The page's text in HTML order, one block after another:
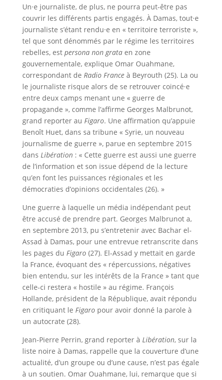
Un·e journaliste, de plus, ne pourra peut-être pas
couvrir les différents partis engagés. À Damas, tout·e
journaliste s’étant rendu·e en « territoire terroriste »,
tel que sont dénommés par le régime les territoires
rebelles, est persona non grataen zone
gouvernementale, explique Omar Ouahmane,
correspondant de Radio Franceà Beyrouth (25). La ou
le journaliste risque alors de se retrouver coincé·e
entre deux camps menant une « guerre de
propagande », comme l’affirme Georges Malbrunot,
grand reporter au Figaro. Une affirmation qu’appuie
Benoît Huet, dans sa tribune « Syrie, un nouveau
journalisme de guerre », parue en septembre 2015
dans Libération: « Cette guerre est aussi une guerre
de l’information et son issue dépend de la lecture
qu’en font les puissances régionales et les
démocraties d’opinions occidentales (26). »
Une guerre à laquelle un média indépendant peut
être accusé de prendre part. Georges Malbrunot a,
en septembre 2013, pu s’entretenir avec Bachar el-
Assad à Damas, pour une entrevue retranscrite dans
les pages du Figaro(27). El-Assad y mettait en garde
la France, évoquant des « répercussions, négatives
bien entendu, sur les intérêts de la France » tant que
celle-ci restera « hostile » au régime. François
Hollande, président de la République, avait répondu
en critiquant le Figaropour avoir donné la parole à
un autocrate (28).
Jean-Pierre Perrin, grand reporter à Libération, sur la
liste noire à Damas, rappelle que la couverture d’une
actualité, d’un groupe ou d’une cause, n’est pas égale
à un soutien. Omar Ouahmane, lui, remarque que si